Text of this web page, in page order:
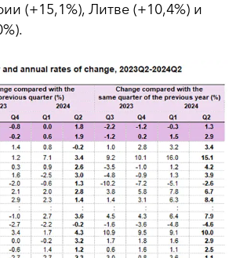
(+15,1%), Литве (+10,4%) и